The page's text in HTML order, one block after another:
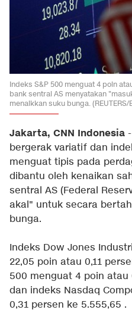
Indeks S&P 500 menguat 4 poin
bank sentral AS menyatakan
menaikkan suku bunga.
Jakarta, CNN Indonesia
bergerak variatif dan
menguat tipis pada
dibantu oleh kenaikan
sentral AS (Federal
akal" untuk secara
bunga.
Indeks Dow Jones
22,05 poin atau 0,11
500 menguat 4 poin atau
dan indeks Nasdaq
0,31 persen ke 5.555,65 .